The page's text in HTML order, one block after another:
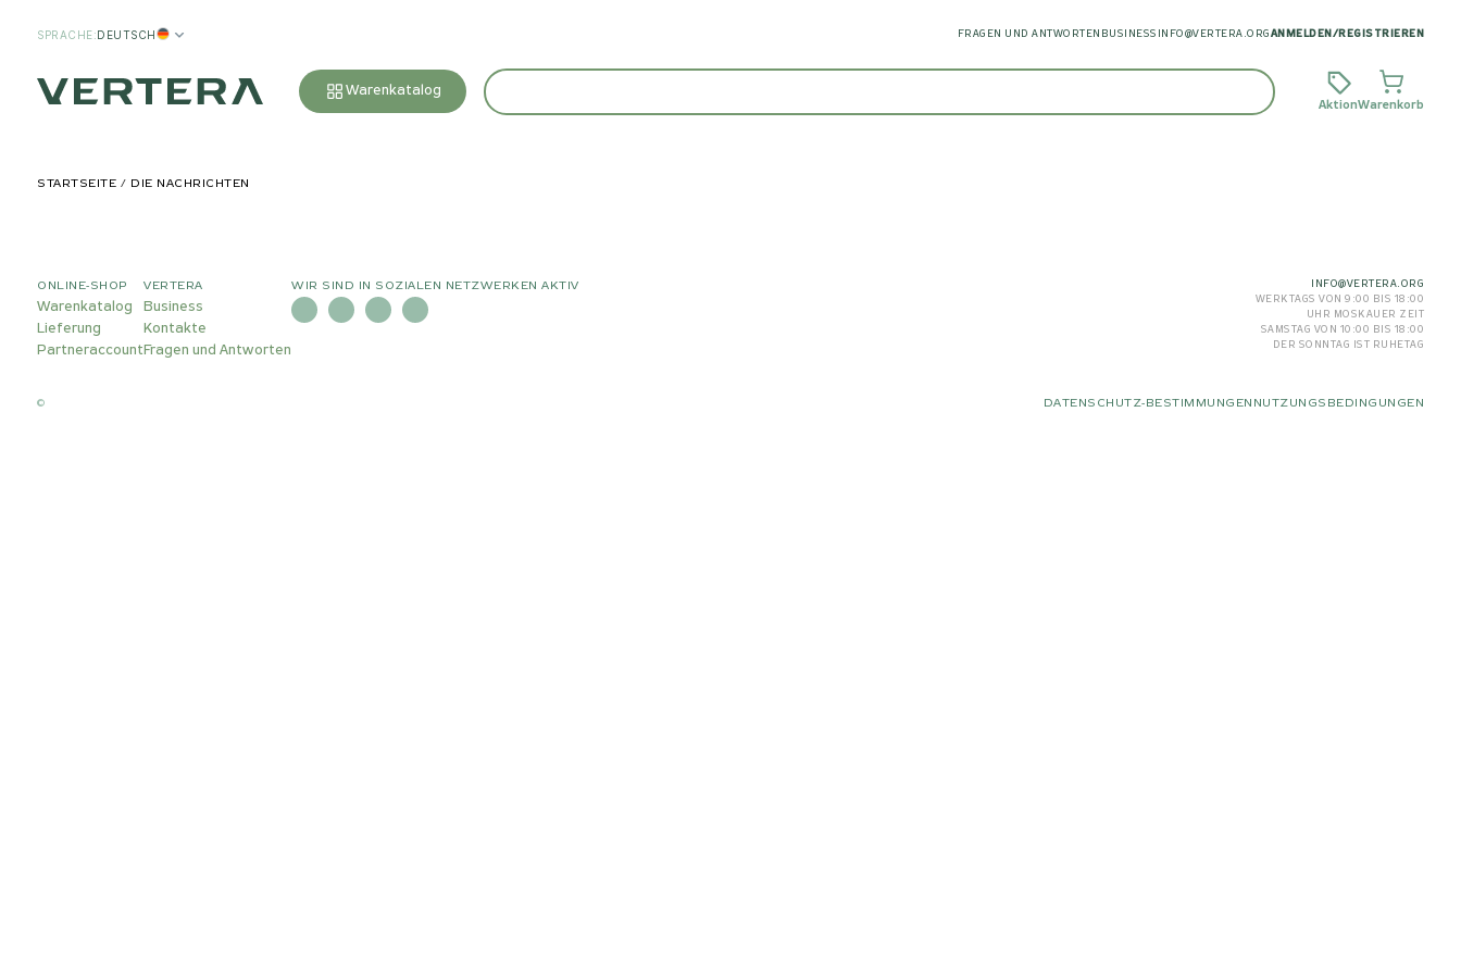
SPRACHE:DEUTSCH FRAGEN UND ANTWORTEN BUSINESS INFO@VERTERA.ORG ANMELDEN / REGISTRIEREN
Warenkatalog
AktionWarenkorb
STARTSEITE DIE NACHRICHTEN
ONLINE-SHOP
Warenkatalog
Lieferung
Partneraccount
VERTERA
Business
Kontakte
Fragen und Antworten
WIR SIND IN SOZIALEN NETZWERKEN AKTIV
INFO@VERTERA.ORG
WERKTAGS VON 9:00 BIS 18:00
UHR MOSKAUER ZEIT
SAMSTAG VON 10:00 BIS 18:00
DER SONNTAG IST RUHETAG
© DATENSCHUTZ-BESTIMMUNGEN NUTZUNGSBEDINGUNGEN